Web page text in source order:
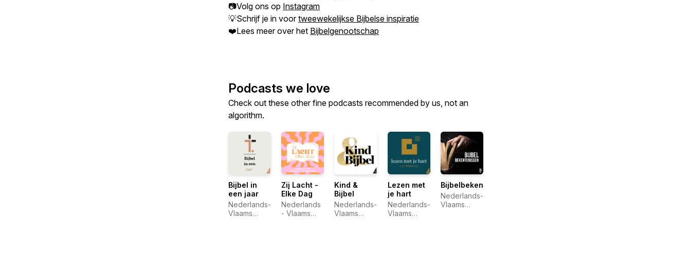
📷Volg ons op Instagram
💡Schrijf je in voortweewekelijkse Bijbelse inspiratie
❤️Lees meer over het Bijbelgenootschap
Podcasts we love
Check out these other fine podcasts recommended by us, not an
algorithm.
Bijbel in
een jaar
Nederlands-
Vlaams
Zij Lacht -
Elke Dag
Nederlands
- Vlaams
Kind &
Bijbel
Nederlands-
Vlaams
Lezen met
je hart
Nederlands-
Vlaams
Bijbelbekentenissen
Nederlands-
Vlaams